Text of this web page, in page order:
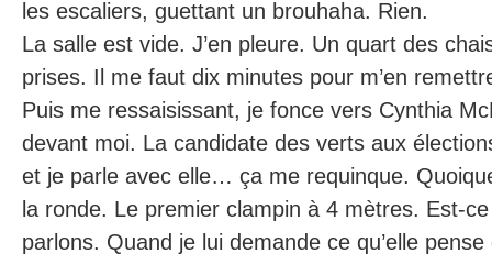
les escaliers, guettant un brouhaha. Rien.
La salle est vide. J’en pleure. Un quart des
prises. Il me faut dix minutes pour m’en
Puis me ressaisissant, je fonce vers Cynthia
devant moi. La candidate des verts aux
et je parle avec elle… ça me requinque.
la ronde. Le premier clampin à 4 mètres. Est-
parlons. Quand je lui demande ce qu’elle